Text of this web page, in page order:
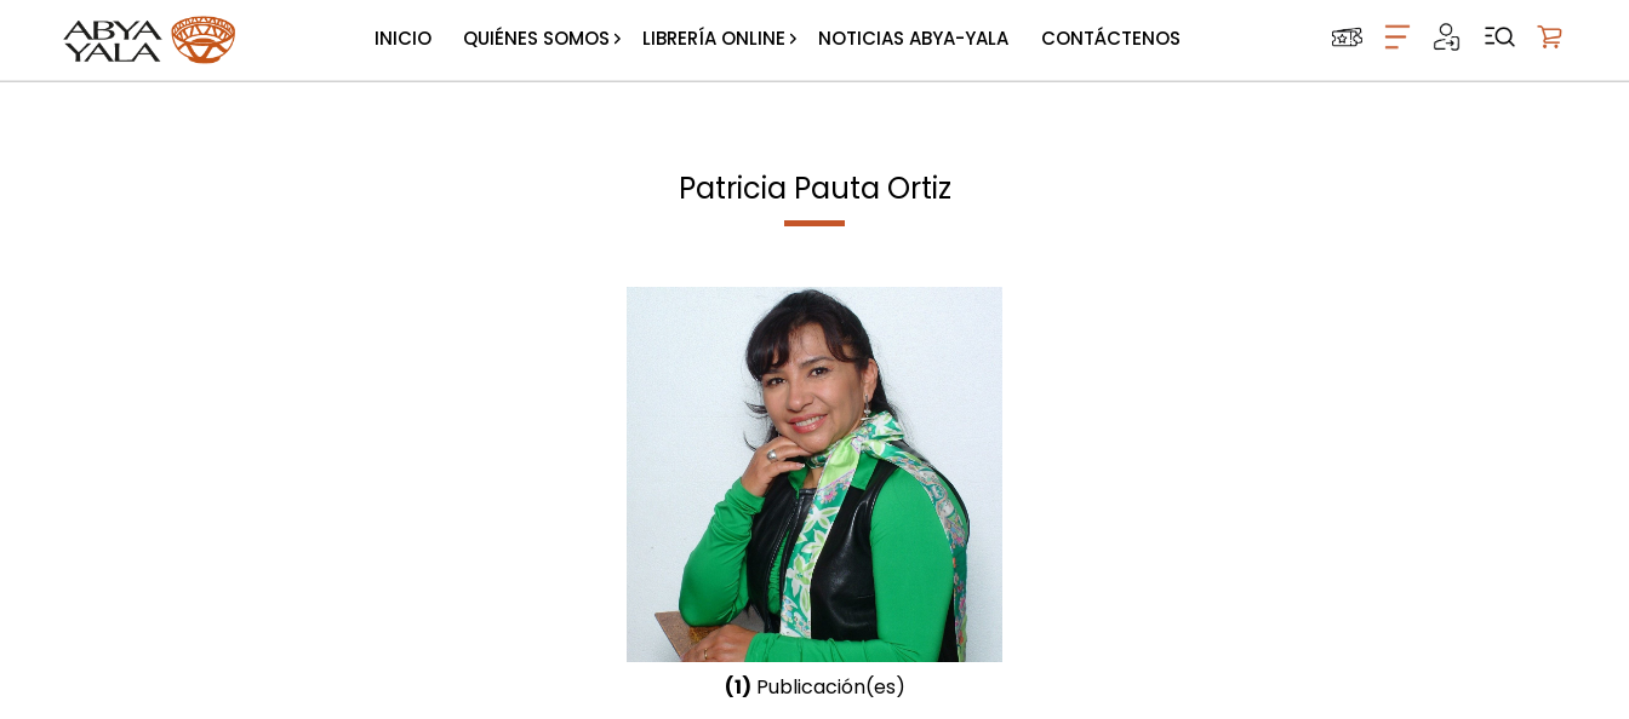
INICIO QUIÉNES SOMOS LIBRERÍA ONLINE NOTICIAS ABYA-YALA CONTÁCTENOS
Patricia Pauta Ortiz
(1) Publicación(es)